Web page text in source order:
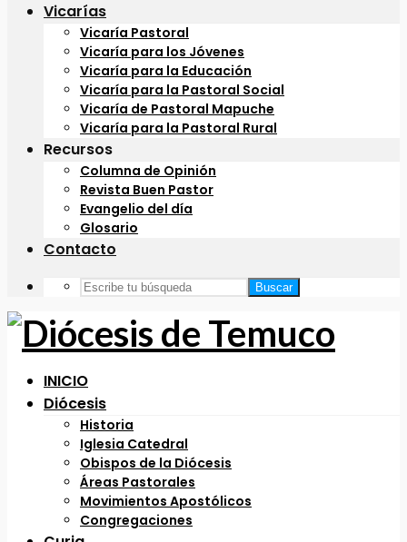
Vicarías
Vicaría Pastoral
Vicaría para los Jóvenes
Vicaría para la Educación
Vicaría para la Pastoral Social
Vicaría de Pastoral Mapuche
Vicaría para la Pastoral Rural
Recursos
Columna de Opinión
Revista Buen Pastor
Evangelio del día
Glosario
Contacto
Buscar
INICIO
Diócesis
Historia
Iglesia Catedral
Obispos de la Diócesis
Áreas Pastorales
Movimientos Apostólicos
Congregaciones